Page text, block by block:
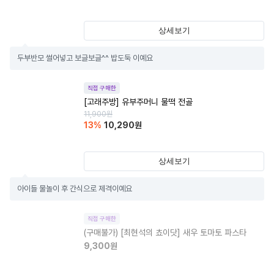
상세보기
두부반모 썰어넣고 보글보글^^ 밥도둑 이예요
직접 구매한
[고래주방] 유부주머니 물떡 전골
11,900원
13% 10,290원
상세보기
아이들 물놀이 후 간식으로 제격이예요
직접 구매한
(구매불가) [최현석의 쵸이닷] 새우 토마토 파스타
9,300원